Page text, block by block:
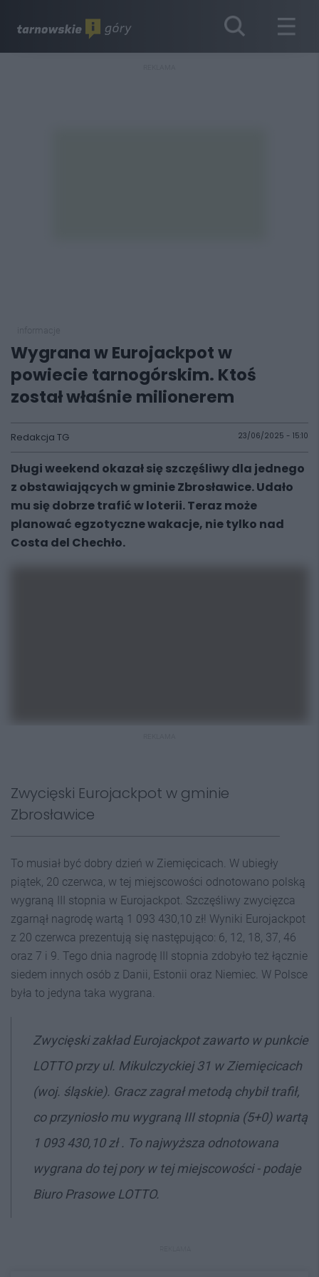
Wygrana w Eurojackpot w
powiecie tarnogórskim. Ktoś
został właśnie milionerem
Redakcja TG 23/06/2025 - 15:10
Długi weekend okazał się szczęśliwy dla jednego
z obstawiających w gminie Zbrosławice. Udało
mu się dobrze trafić w loterii. Teraz może
planować egzotyczne wakacje, nie tylko nad
Costa del Chechło.
Zwycięski Eurojackpot w gminie
Zbrosławice
To musiał być dobry dzień w Ziemięcicach. W ubiegły
piątek, 20 czerwca, w tej miejscowości odnotowano polską
wygraną III stopnia w Eurojackpot. Szczęśliwy zwycięzca
zgarnął nagrodę wartą 1 093 430,10 zł! Wyniki Eurojackpot
z 20 czerwca prezentują się następująco: 6, 12, 18, 37, 46
oraz 7 i 9. Tego dnia nagrodę III stopnia zdobyło też łącznie
siedem innych osób z Danii, Estonii oraz Niemiec. W Polsce
była to jedyna taka wygrana.
Zwycięski zakład Eurojackpot zawarto w punkcie
LOTTO przy ul. Mikulczyckiej 31 w Ziemięcicach
(woj. śląskie). Gracz zagrał metodą chybił trafił,
co przyniosło mu wygraną III stopnia (5+0) wartą
1 093 430,10 zł . To najwyższa odnotowana
wygrana do tej pory w tej miejscowości - podaje
Biuro Prasowe LOTTO.